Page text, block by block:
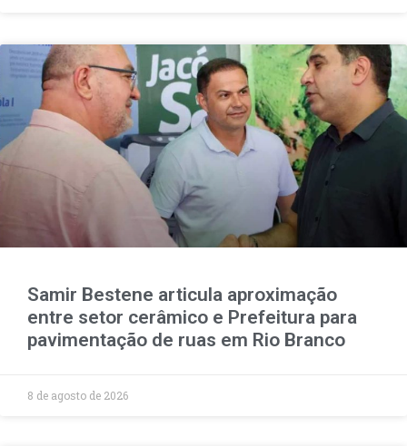
Samir Bestene articula aproximação
entre setor cerâmico e Prefeitura para
pavimentação de ruas em Rio Branco
8 de agosto de 2026